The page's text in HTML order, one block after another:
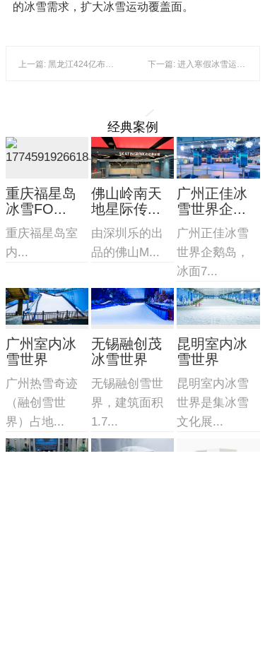
的冰雪需求，扩大冰雪运动覆盖面。
上一篇: 黑龙江424亿布局冰雪产业 下一篇: 进入寒假冰雪运动渐受首府学生热捧
经典案例
重庆福星岛
冰雪FO...
重庆福星岛室
内...
佛山岭南天
地星际传...
由深圳乐的出
品的佛山M...
广州正佳冰
雪世界企...
广州正佳冰雪
世界企鹅岛，
冰面7...
广州室内冰
雪世界
广州热雪奇迹
（融创雪世
界）占地...
无锡融创茂
冰雪世界
无锡融创雪世
界，建筑面积
1.7...
昆明室内冰
雪世界
昆明室内冰雪
世界是集冰雪
文化展...